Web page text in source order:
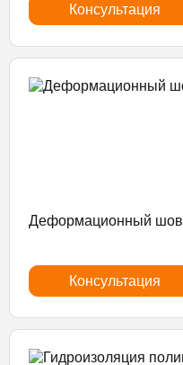
Консультация
Деформационный шов
Консультация